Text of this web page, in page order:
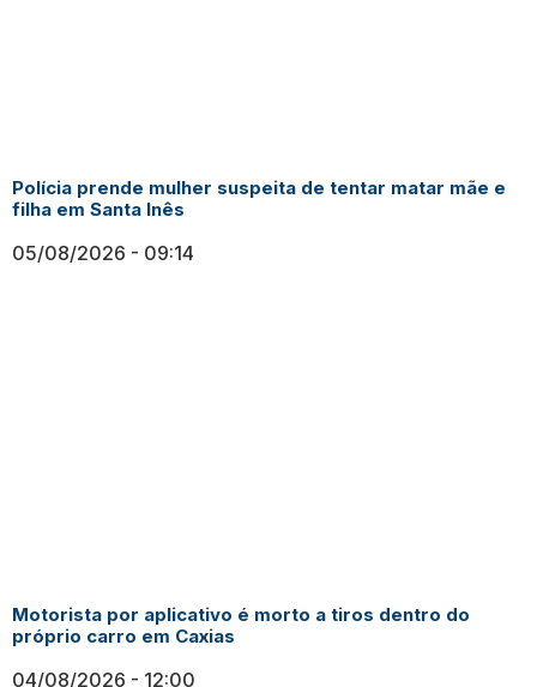
Polícia prende mulher suspeita de tentar matar mãe e
filha em Santa Inês
05/08/2026 09:14
Motorista por aplicativo é morto a tiros dentro do
próprio carro em Caxias
04/08/2026 12:00